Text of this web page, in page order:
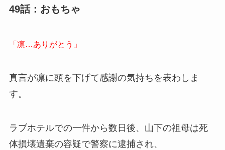
49話：おもちゃ
「凛…ありがとう」
真言が凛に頭を下げて感謝の気持ちを表わしま
す。
ラブホテルでの一件から数日後、山下の祖母は死
体損壊遺棄の容疑で警察に逮捕され、